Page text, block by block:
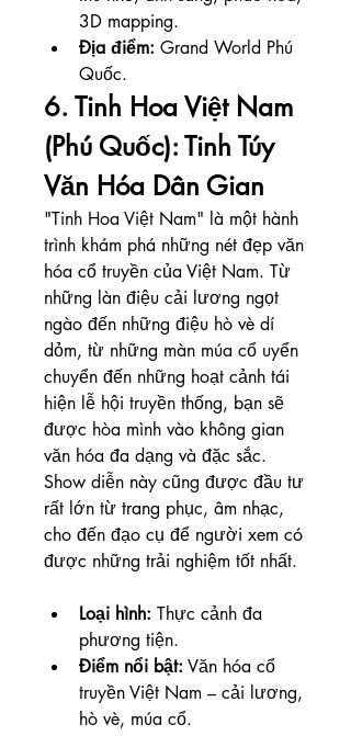
3D mapping.
Địa điểm: Grand World Phú
Quốc.
6. Tinh Hoa Việt Nam
(Phú Quốc): Tinh Túy
Văn Hóa Dân Gian
"Tinh Hoa Việt Nam" là một hành
trình khám phá những nét đẹp văn
hóa cổ truyền của Việt Nam. Từ
những làn điệu cải lương ngọt
ngào đến những điệu hò vè dí
dỏm, từ những màn múa cổ uyển
chuyển đến những hoạt cảnh tái
hiện lễ hội truyền thống, bạn sẽ
được hòa mình vào không gian
văn hóa đa dạng và đặc sắc.
Show diễn này cũng được đầu tư
rất lớn từ trang phục, âm nhạc,
cho đến đạo cụ để người xem có
được những trải nghiệm tốt nhất.
Loại hình: Thực cảnh đa
phương tiện.
Điểm nổi bật: Văn hóa cổ
truyền Việt Nam – cải lương,
hò vè, múa cổ.